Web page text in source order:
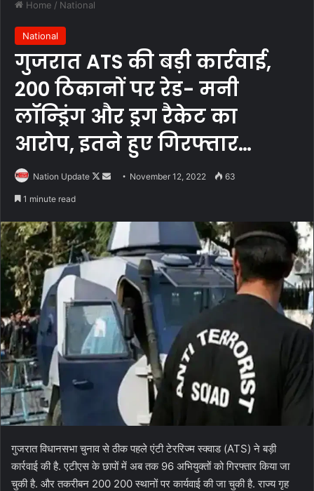
Home / National
National
गुजरात ATS की बड़ी कार्रवाई,
200 ठिकानों पर रेड- मनी
लॉन्ड्रिंग और ड्रग रैकेट का
आरोप, इतने हुए गिरफ्तार…
Nation Update
Follow
Send November 12, 2022 63
1 minute read
गुजरात विधानसभा चुनाव से ठीक पहले एंटी टेररिज्म स्क्वाड (ATS) ने बड़ी
कार्रवाई की है. एटीएस के छापों में अब तक 96 अभियुक्तों को गिरफ्तार किया जा
चुकी है. और तकरीबन 200 200 स्थानों पर कार्यवाई की जा चुकी है. राज्य गृह